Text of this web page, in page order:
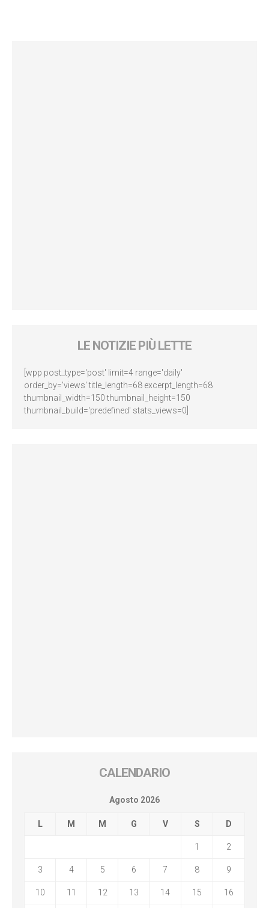
LE NOTIZIE PIÙ LETTE
[wpp post_type='post' limit=4 range='daily'
order_by='views' title_length=68 excerpt_length=68
thumbnail_width=150 thumbnail_height=150
thumbnail_build='predefined' stats_views=0]
CALENDARIO
Agosto 2026
L M M G V S D
1 2
3 4 5 6 7 8 9
10 11 12 13 14 15 16